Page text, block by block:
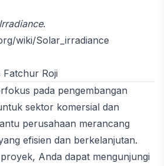
.
wiki/Solar_irradiance
Roji
pada pengembangan
sektor komersial dan
perusahaan merancang
efisien dan berkelanjutan.
Anda dapat mengunjungi